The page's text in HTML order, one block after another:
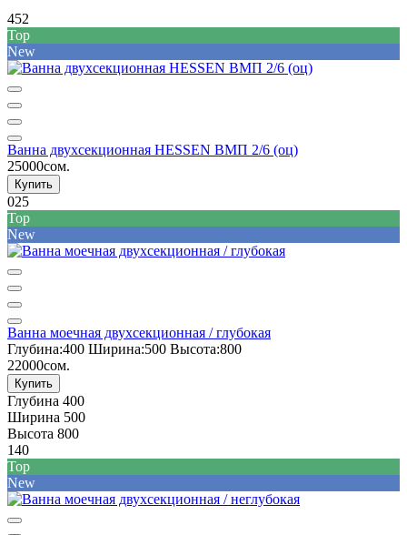
452
Top
New
Ванна двухсекционная HESSEN ВМП 2/6 (оц)
25000сом.
Купить
025
Top
New
Ванна моечная двухсекционная / глубокая
Глубина:400 Ширина:500 Высота:800
22000сом.
Купить
Глубина 400
Ширина 500
Высота 800
140
Top
New